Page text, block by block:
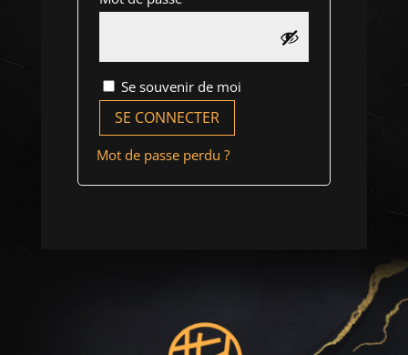
Se souvenir de moi
SE CONNECTER
Mot de passe perdu ?